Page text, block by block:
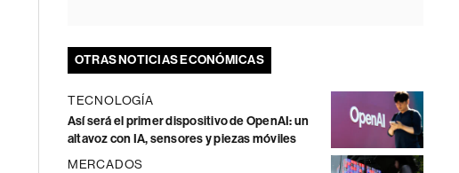
OTRAS NOTICIAS ECONÓMICAS
TECNOLOGÍA
Así será el primer dispositivo de OpenAI: un
altavoz con IA, sensores y piezas móviles
MERCADOS